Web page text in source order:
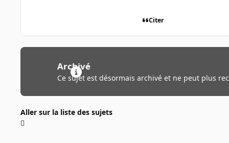
Citer
Archivé
Ce sujet est désormais archivé et ne peut plus
Aller sur la liste des sujets